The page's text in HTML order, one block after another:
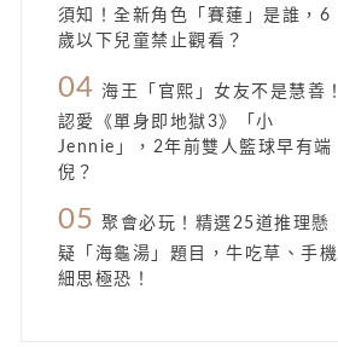
須知！全新角色「賽蓮」是誰，6
歲以下兒童禁止觀看？
04 海王「官熙」女友不是慧善！
認愛《單身即地獄3》「小
Jennie」，2年前雙人籃球早有端
倪？
05 聚會必玩！精選25道推理懸
疑「海龜湯」題目，牛吃草、手機
細思極恐！